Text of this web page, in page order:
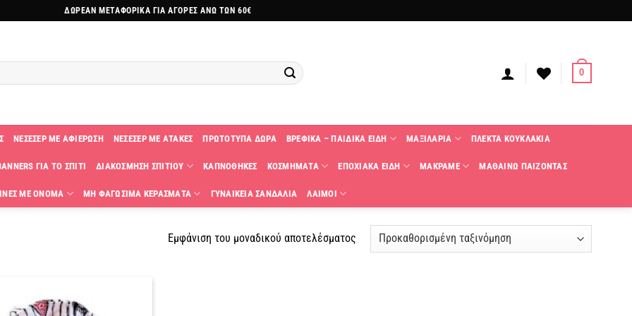
ΔΩΡΕΑΝ ΜΕΤΑΦΟΡΙΚΑ ΓΙΑ ΑΓΟΡΕΣ ΑΝΩ ΤΩΝ 60€
0
ΝΕΣΕΣΕΡ ΜΕ ΑΦΙΕΡΩΣΗ ΝΕΣΕΣΕΡ ΜΕ ΑΤΑΚΕΣ ΠΡΩΤΟΤΥΠΑ ΔΩΡΑ ΒΡΕΦΙΚΑ – ΠΑΙΔΙΚΑ ΕΙΔΗ ΜΑΞΙΛΑΡΙΑ ΠΛΕΚΤΑ KΟΥΚΛΑΚΙΑ
ΓΙΑ ΤΟ ΣΠΙΤΙ ΔΙΑΚΟΣΜΗΣΗ ΣΠΙΤΙΟΥ ΚΑΠΝΟΘΗΚΕΣ ΚΟΣΜΗΜΑΤΑ ΕΠΟΧΙΑΚΑ ΕΙΔΗ ΜΑΚΡΑΜΕ ΜΑΘΑΙΝΩ ΠΑΙΖΟΝΤΑΣ
ΜΕ ΟΝΟΜΑ ΜΗ ΦΑΓΩΣΙΜΑ ΚΕΡΑΣΜΑΤΑ ΓΥΝΑΙΚΕΙΑ ΣΑΝΔΑΛΙΑ ΛΑΙΜΟΙ
Εμφάνιση του μοναδικού αποτελέσματος